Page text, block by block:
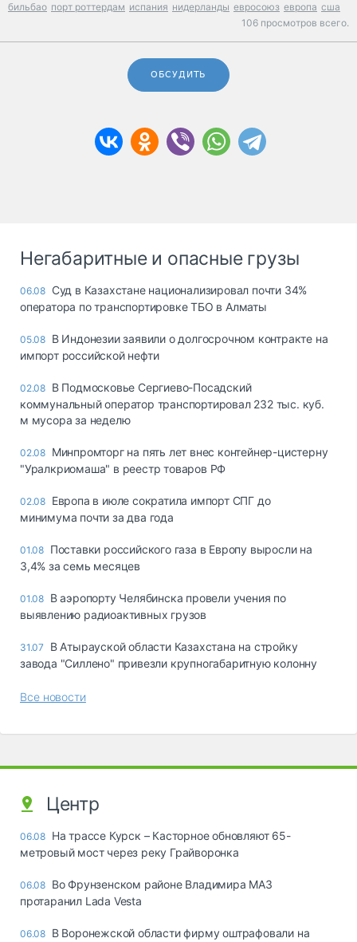
бильбао порт роттердам испания нидерланды евросоюз европа сша
106 просмотров всего.
ОБСУДИТЬ
Негабаритные и опасные грузы
06.08 Суд в Казахстане национализировал почти 34%
оператора по транспортировке ТБО в Алматы
05.08 В Индонезии заявили о долгосрочном контракте на
импорт российской нефти
02.08 В Подмосковье Сергиево-Посадский
коммунальный оператор транспортировал 232 тыс. куб.
м мусора за неделю
02.08 Минпромторг на пять лет внес контейнер-цистерну
"Уралкриомаша" в реестр товаров РФ
02.08 Европа в июле сократила импорт СПГ до
минимума почти за два года
01.08 Поставки российского газа в Европу выросли на
3,4% за семь месяцев
01.08 В аэропорту Челябинска провели учения по
выявлению радиоактивных грузов
31.07
В Атырауской области Казахстана на стройку
завода "Силлено" привезли крупногабаритную колонну
Все новости
Центр
06.08 На трассе Курск – Касторное обновляют 65-
метровый мост через реку Грайворонка
06.08 Во Фрунзенском районе Владимира МАЗ
протаранил Lada Vesta
06.08 В Воронежской области фирму оштрафовали на